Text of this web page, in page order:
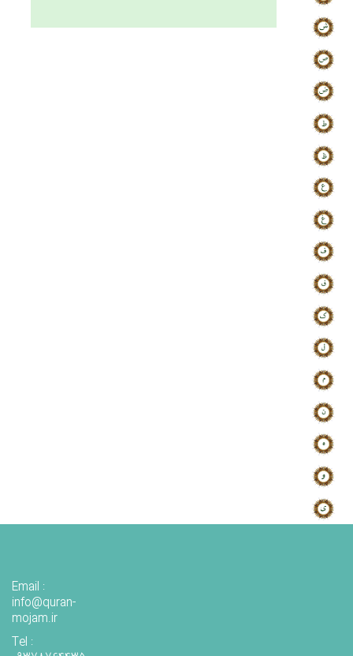
Email :
info@quran-
mojam.ir
Tel :